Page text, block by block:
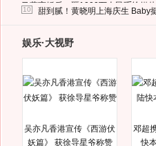
马蓉离婚后，砸1000万人民币给媒
10 甜到腻！黄晓明上海庆生 Baby
娱乐·大视野
吴亦凡香港宣传《西游伏
妖篇》 获徐导星爷称赞
邓超
快